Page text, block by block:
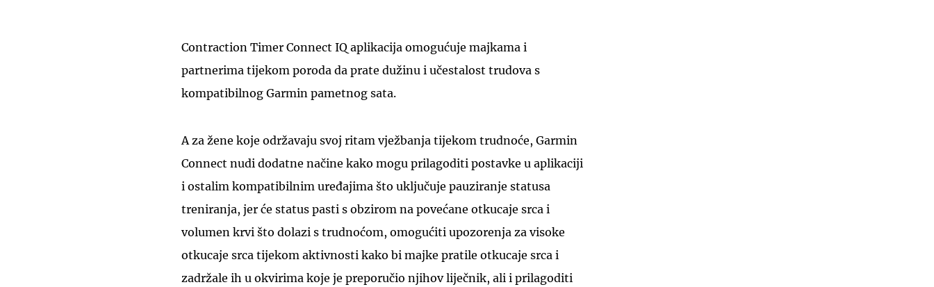
Contraction Timer Connect IQ aplikacija omogućuje majkama i
partnerima tijekom poroda da prate dužinu i učestalost trudova s
kompatibilnog Garmin pametnog sata.
A za žene koje održavaju svoj ritam vježbanja tijekom trudnoće, Garmin
Connect nudi dodatne načine kako mogu prilagoditi postavke u aplikaciji
i ostalim kompatibilnim uređajima što uključuje pauziranje statusa
treniranja, jer će status pasti s obzirom na povećane otkucaje srca i
volumen krvi što dolazi s trudnoćom, omogućiti upozorenja za visoke
otkucaje srca tijekom aktivnosti kako bi majke pratile otkucaje srca i
zadržale ih u okvirima koje je preporučio njihov liječnik, ali i prilagoditi